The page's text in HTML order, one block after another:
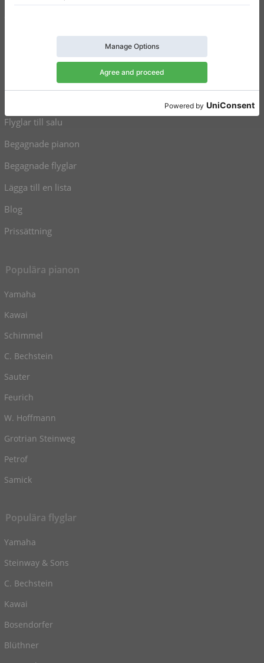
Inställningar för samtycke
Flyglar till salu
Begagnade pianon
Begagnade flyglar
Lägga till en lista
Blog
Prissättning
Populära pianon
Yamaha
Kawai
Schimmel
C. Bechstein
Sauter
Feurich
W. Hoffmann
Grotrian Steinweg
Petrof
Samick
Populära flyglar
Yamaha
Steinway & Sons
C. Bechstein
Kawai
Bosendorfer
Blüthner